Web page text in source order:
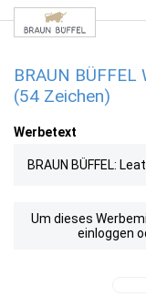
BRAUN
(54 Zeichen)
Werbetext
BRAUN BÜFFEL:
Um dieses
einloggen